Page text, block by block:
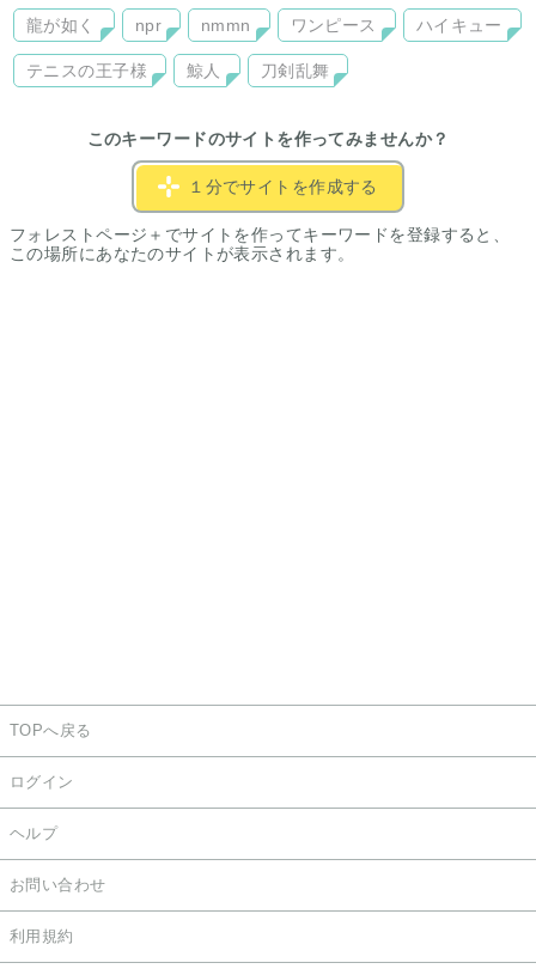
龍が如く npr nmmn ワンピース ハイキュー
テニスの王子様 鯨人 刀剣乱舞
このキーワードのサイトを作ってみませんか？
１分でサイトを作成する
フォレストページ＋でサイトを作ってキーワードを登録すると、
この場所にあなたのサイトが表示されます。
TOPへ戻る
ログイン
ヘルプ
お問い合わせ
利用規約